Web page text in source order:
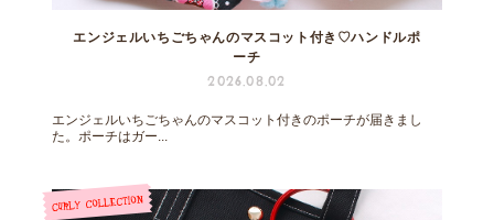
エンジェルいちごちゃんのマスコット付き♡ハンドルポ
ーチ
2026.08.02
エンジェルいちごちゃんのマスコット付きのポーチが届きまし
た。ポーチはガー...